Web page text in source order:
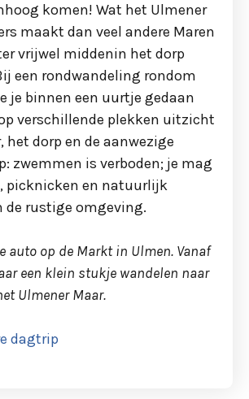
komen! Wat het Ulmener
maakt dan veel andere Maren
vrijwel middenin het dorp
een rondwandeling rondom
je binnen een uurtje gedaan
verschillende plekken uitzicht
het dorp en de aanwezige
zwemmen is verboden; je mag
picknicken en natuurlijk
de rustige omgeving.
auto op de Markt in Ulmen. Vanaf
een klein stukje wandelen naar
Ulmener Maar.
dagtrip